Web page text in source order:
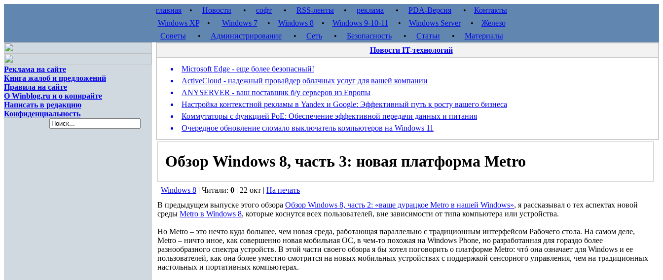
главная • Новости • софт • RSS-ленты • реклама • PDA-Версия • Контакты
Windows XP• Windows 7• Windows 8• Windows 9-10-11 • Windows Server• Железо
Советы • Администрирование• Сеть• Безопасность• Статьи • Материалы
Реклама на сайте
Книга жалоб и предложений
Правила на сайте
О Winblog.ru и о копирайте
Написать в редакцию
Конфиденциальность
Новости IT-технологий
Microsoft Edge - еще более безопасный!
ActiveCloud - надежный провайдер облачных услуг для вашей компании
ANYSERVER - ваш поставщик б/у серверов из Европы
Настройка контекстной рекламы в Yandex и Google: Эффективный путь к росту вашего бизнеса
Коммутаторы с функцией PoE: Обеспечение эффективной передачи данных и питания
Очередное обновление сломало выключатель компьютеров на Windows 11
Обзор Windows 8, часть 3: новая платформа Metro
Windows 8 | Читали: 0 | 22 окт | На печать
В предыдущем выпуске этого обзора Обзор Windows 8, часть 2: «ваше дурацкое Metro в нашей Windows», я рассказывал о тех аспектах новой
среды Metro в Windows 8, которые коснутся всех пользователей, вне зависимости от типа компьютера или устройства.
Но Metro – это нечто куда большее, чем новая среда, работающая параллельно с традиционным интерфейсом Рабочего стола. На самом деле,
Metro – ничто иное, как совершенно новая мобильная ОС, в чем-то похожая на Windows Phone, но разработанная для гораздо более
разнообразного спектра устройств. В этой части своего обзора я бы хотел поговорить о платформе Metro: чтó она означает для Windows и ее
пользователей, как она более уместно смотрится на новых мобильных устройствах с поддержкой сенсорного управления, чем на традиционных
настольных и портативных компьютерах.